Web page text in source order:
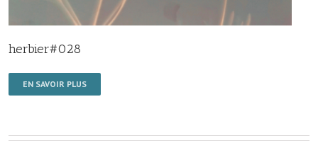
herbier#028
EN SAVOIR PLUS